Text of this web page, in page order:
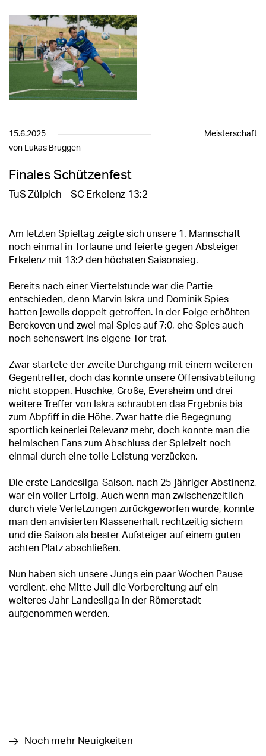
15.6.2025
Meisterschaft
von Lukas Brüggen
Finales Schützenfest
TuS Zülpich - SC Erkelenz 13:2
Am letzten Spieltag zeigte sich unsere 1. Mannschaft
noch einmal in Torlaune und feierte gegen Absteiger
Erkelenz mit 13:2 den höchsten Saisonsieg.
Bereits nach einer Viertelstunde war die Partie
entschieden, denn Marvin Iskra und Dominik Spies
hatten jeweils doppelt getroffen. In der Folge erhöhten
Berekoven und zwei mal Spies auf 7:0, ehe Spies auch
noch sehenswert ins eigene Tor traf.
Zwar startete der zweite Durchgang mit einem weiteren
Gegentreffer, doch das konnte unsere Offensivabteilung
nicht stoppen. Huschke, Große, Eversheim und drei
weitere Treffer von Iskra schraubten das Ergebnis bis
zum Abpfiff in die Höhe. Zwar hatte die Begegnung
sportlich keinerlei Relevanz mehr, doch konnte man die
heimischen Fans zum Abschluss der Spielzeit noch
einmal durch eine tolle Leistung verzücken.
Die erste Landesliga-Saison, nach 25-jähriger Abstinenz,
war ein voller Erfolg. Auch wenn man zwischenzeitlich
durch viele Verletzungen zurückgeworfen wurde, konnte
man den anvisierten Klassenerhalt rechtzeitig sichern
und die Saison als bester Aufsteiger auf einem guten
achten Platz abschließen.
Nun haben sich unsere Jungs ein paar Wochen Pause
verdient, ehe Mitte Juli die Vorbereitung auf ein
weiteres Jahr Landesliga in der Römerstadt
aufgenommen werden.
Noch mehr Neuigkeiten